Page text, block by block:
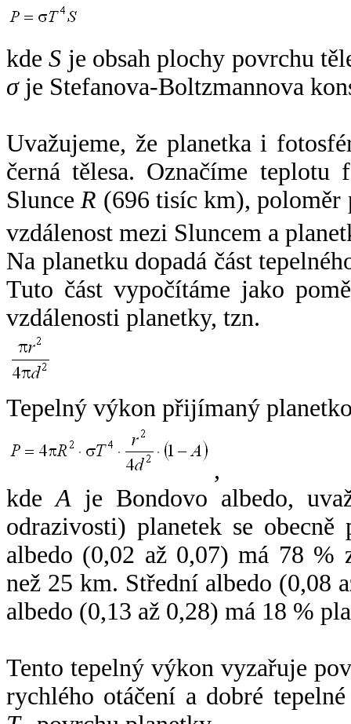
kdeS je obsah plochy povrchu
σje Stefanova-Boltzmannova
Uvažujeme, že planetka i
černá tělesa. Označíme
SlunceR (696 tisíc km),
vzdálenost mezi Sluncem a
Na planetku dopadá část
Tuto část vypočítáme jako
vzdálenosti planetky, tzn.
Tepelný výkon přijímaný
,
kdeA je Bondovo albedo,
odrazivosti) planetek se
albedo (0,02 až 0,07) má 78 %
než 25 km. Střední albedo (0,08
albedo (0,13 až 0,28) má 18 %
Tento tepelný výkon vyzařuje
rychlého otáčení a dobré